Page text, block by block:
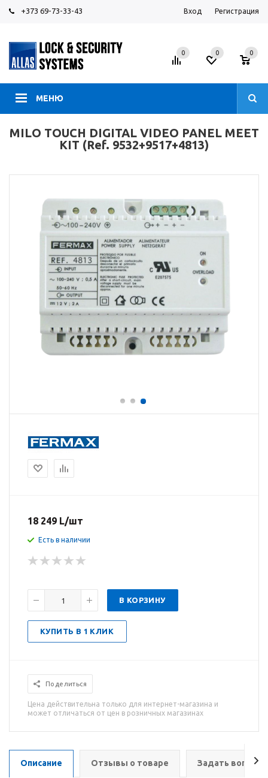
+373 69-73-33-43 Вход Регистрация
МЕНЮ
0 0 0
MILO TOUCH DIGITAL VIDEO PANEL MEET
KIT (Ref. 9532+9517+4813)
18 249 L/шт
Есть в наличии
В КОРЗИНУ
КУПИТЬ В 1 КЛИК
Поделиться
Цена действительна только для интернет-магазина и
может отличаться от цен в розничных магазинах
Описание Отзывы о товаре Задать вопрос